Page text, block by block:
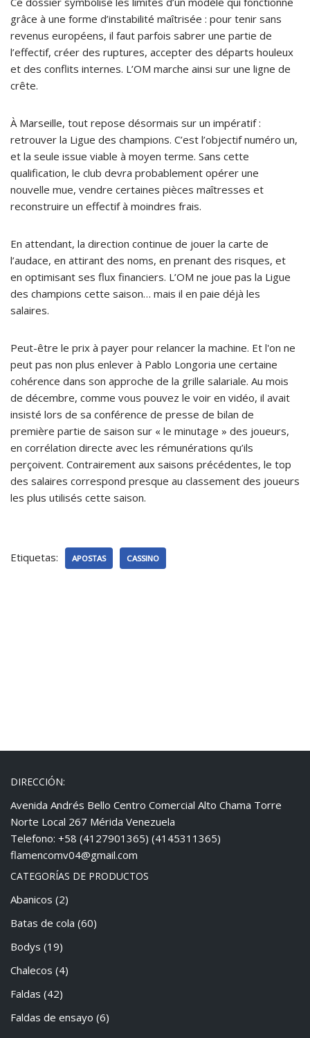
grâce à une forme d’instabilité maîtrisée : pour tenir sans
revenus européens, il faut parfois sabrer une partie de
l’effectif, créer des ruptures, accepter des départs houleux
et des conflits internes. L’OM marche ainsi sur une ligne de
crête.
À Marseille, tout repose désormais sur un impératif :
retrouver la Ligue des champions. C’est l’objectif numéro un,
et la seule issue viable à moyen terme. Sans cette
qualification, le club devra probablement opérer une
nouvelle mue, vendre certaines pièces maîtresses et
reconstruire un effectif à moindres frais.
En attendant, la direction continue de jouer la carte de
l’audace, en attirant des noms, en prenant des risques, et
en optimisant ses flux financiers. L’OM ne joue pas la Ligue
des champions cette saison… mais il en paie déjà les
salaires.
Peut-être le prix à payer pour relancer la machine. Et l'on ne
peut pas non plus enlever à Pablo Longoria une certaine
cohérence dans son approche de la grille salariale. Au mois
de décembre, comme vous pouvez le voir en vidéo, il avait
insisté lors de sa conférence de presse de bilan de
première partie de saison sur « le minutage » des joueurs,
en corrélation directe avec les rémunérations qu’ils
perçoivent. Contrairement aux saisons précédentes, le top
des salaires correspond presque au classement des joueurs
les plus utilisés cette saison.
Etiquetas: APOSTAS CASSINO
DIRECCIÓN:
Avenida Andrés Bello Centro Comercial Alto Chama Torre
Norte Local 267 Mérida Venezuela
Telefono: +58 (4127901365) (4145311365)
flamencomv04@gmail.com
CATEGORÍAS DE PRODUCTOS
Abanicos (2)
Batas de cola (60)
Bodys (19)
Chalecos (4)
Faldas (42)
Faldas de ensayo (6)